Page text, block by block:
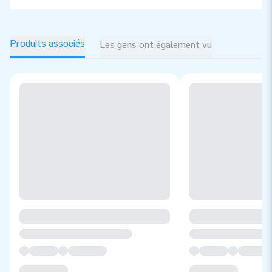
Produits associés Les gens ont également vu